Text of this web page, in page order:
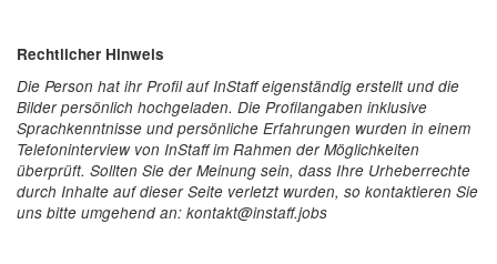
Rechtlicher Hinweis
Die Person hat ihr Profil auf InStaff eigenständig erstellt und die
Bilder persönlich hochgeladen. Die Profilangaben inklusive
Sprachkenntnisse und persönliche Erfahrungen wurden in einem
Telefoninterview von InStaff im Rahmen der Möglichkeiten
überprüft. Sollten Sie der Meinung sein, dass Ihre Urheberrechte
durch Inhalte auf dieser Seite verletzt wurden, so kontaktieren Sie
uns bitte umgehend an: kontakt@instaff.jobs